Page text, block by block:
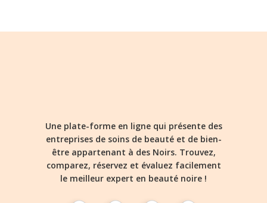
Une plate-forme en ligne qui présente des
entreprises de soins de beauté et de bien-
être appartenant à des Noirs. Trouvez,
comparez, réservez et évaluez facilement
le meilleur expert en beauté noire !